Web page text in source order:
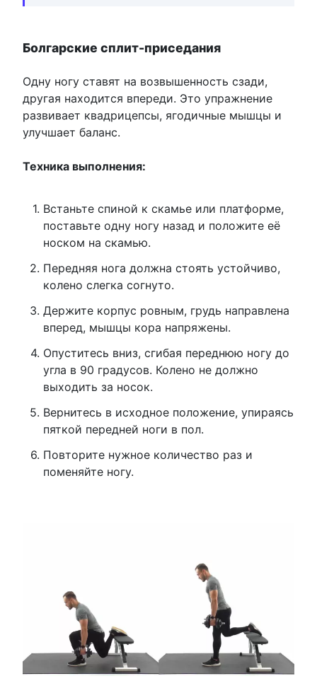
Болгарские сплит-приседания
Одну ногу ставят на возвышенность сзади,
другая находится впереди. Это упражнение
развивает квадрицепсы, ягодичные мышцы и
улучшает баланс.
Техника выполнения:
Встаньте спиной к скамье или платформе,
поставьте одну ногу назад и положите её
носком на скамью.
Передняя нога должна стоять устойчиво,
колено слегка согнуто.
Держите корпус ровным, грудь направлена
вперед, мышцы кора напряжены.
Опуститесь вниз, сгибая переднюю ногу до
угла в 90 градусов. Колено не должно
выходить за носок.
Вернитесь в исходное положение, упираясь
пяткой передней ноги в пол.
Повторите нужное количество раз и
поменяйте ногу.